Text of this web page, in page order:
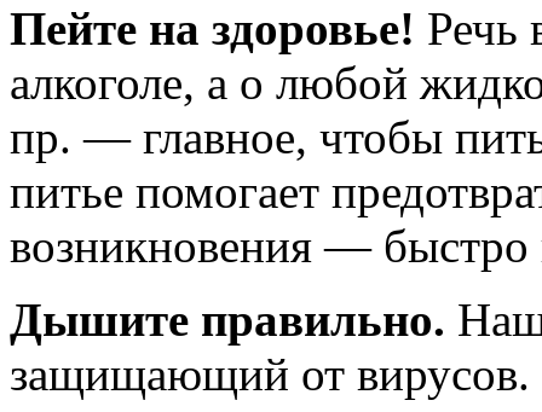
Пейте на здоровье! Речь
алкоголе, а о любой
пр. — главное, чтобы
питье помогает
возникновения — быстро
Дышите правильно.
защищающий от